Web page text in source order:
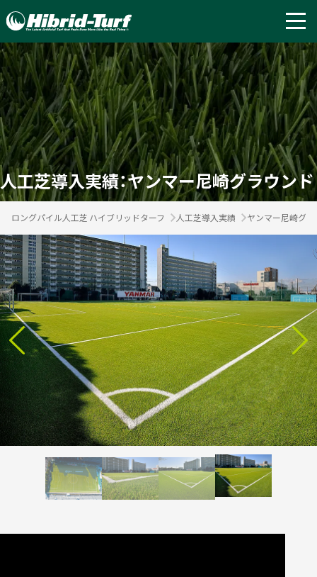
人工芝導入実績：ヤンマー尼崎グラウンド
ロングパイル人工芝 ハイブリッドターフ 人工芝導入実績 ヤンマー尼崎グ